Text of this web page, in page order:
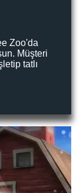
Zoo'da
Müşteri
tatlı